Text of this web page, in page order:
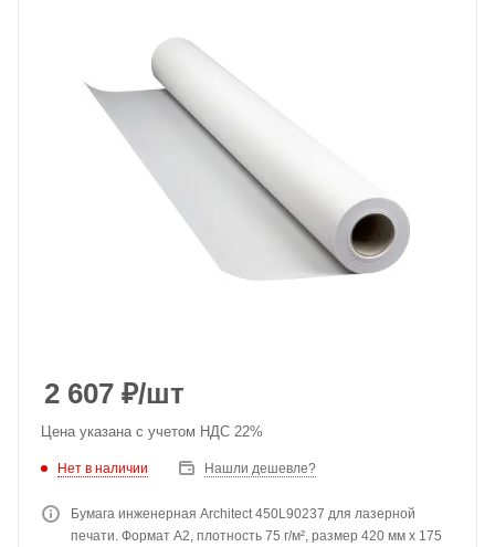
2 607 ₽/шт
Цена указана с учетом НДС 22%
Нет в наличии Нашли дешевле?
Бумага инженерная Architect 450L90237 для лазерной
печати. Формат A2, плотность 75 г/м², размер 420 мм х 175